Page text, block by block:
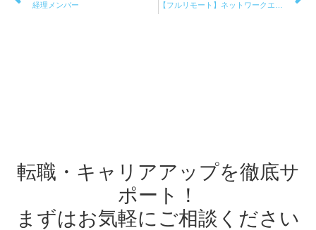
経理メンバー
転職・キャリアアップを徹底サ
ポート！
まずはお気軽にご相談ください